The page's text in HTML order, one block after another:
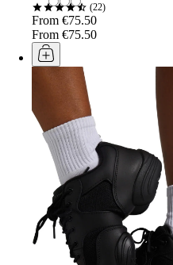
22
From €75.50
From €75.50